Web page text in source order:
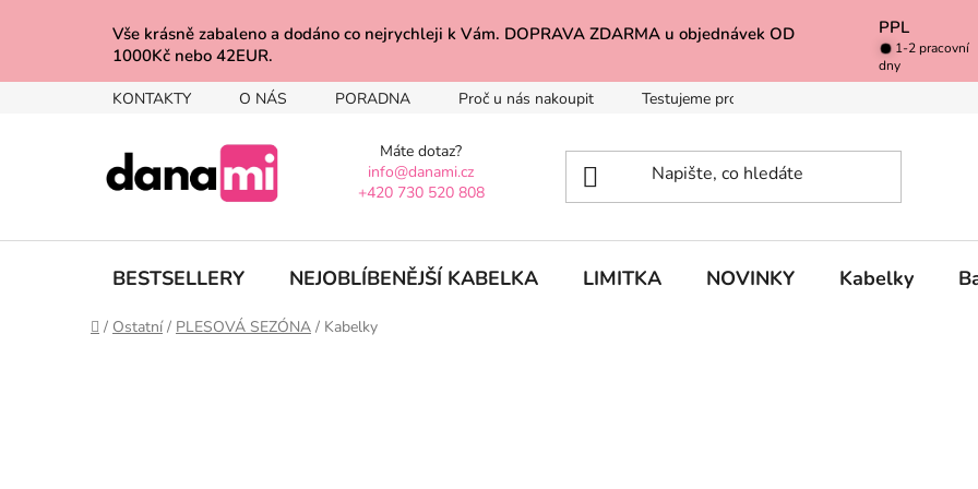
Vše krásně zabaleno a dodáno co nejrychleji k Vám. DOPRAVA ZDARMA u objednávek OD
1000Kč nebo 42EUR.
PPL
1-2 pracovní
dny
KONTAKTY O NÁS PORADNA Proč u nás nakoupit Testujeme pro Vás
Máte dotaz?
info@danami.cz
+420 730 520 808
BESTSELLERY NEJOBLÍBENĚJŠÍ KABELKA LIMITKA NOVINKY Kabelky
Domů
/ Ostatní / PLESOVÁ SEZÓNA / Kabelky